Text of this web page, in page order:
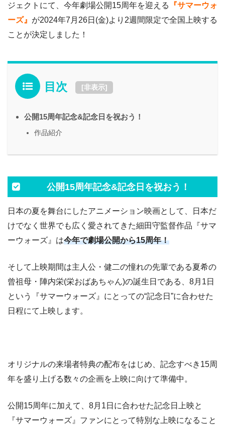
ジェクトにて、今年劇場公開15周年を迎える
『サマーウォ
ーズ』 が2024年7月26日(金)より2週間限定で全国上映する
ことが決定しました！
目次 [非表示]
公開15周年記念&記念日を祝おう！
作品紹介
公開15周年記念&記念日を祝おう！
日本の夏を舞台にしたアニメーション映画として、日本だ
けでなく世界でも広く愛されてきた細田守監督作品『サマ
ーウォーズ』は今年で劇場公開から15周年！
そして上映期間は主人公・健二の憧れの先輩である夏希の
曾祖母・陣内栄(栄おばあちゃん)の誕生日である、8月1日
という『サマーウォーズ』にとっての“記念日”に合わせた
日程にて上映します。
オリジナルの来場者特典の配布をはじめ、記念すべき15周
年を盛り上げる数々の企画を上映に向けて準備中。
公開15周年に加えて、8月1日に合わせた記念日上映と
『サマーウォーズ』ファンにとって特別な上映になること